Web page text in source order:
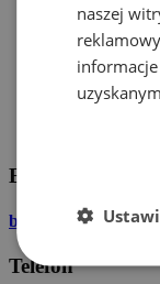
E-mail
Telefon
naszej